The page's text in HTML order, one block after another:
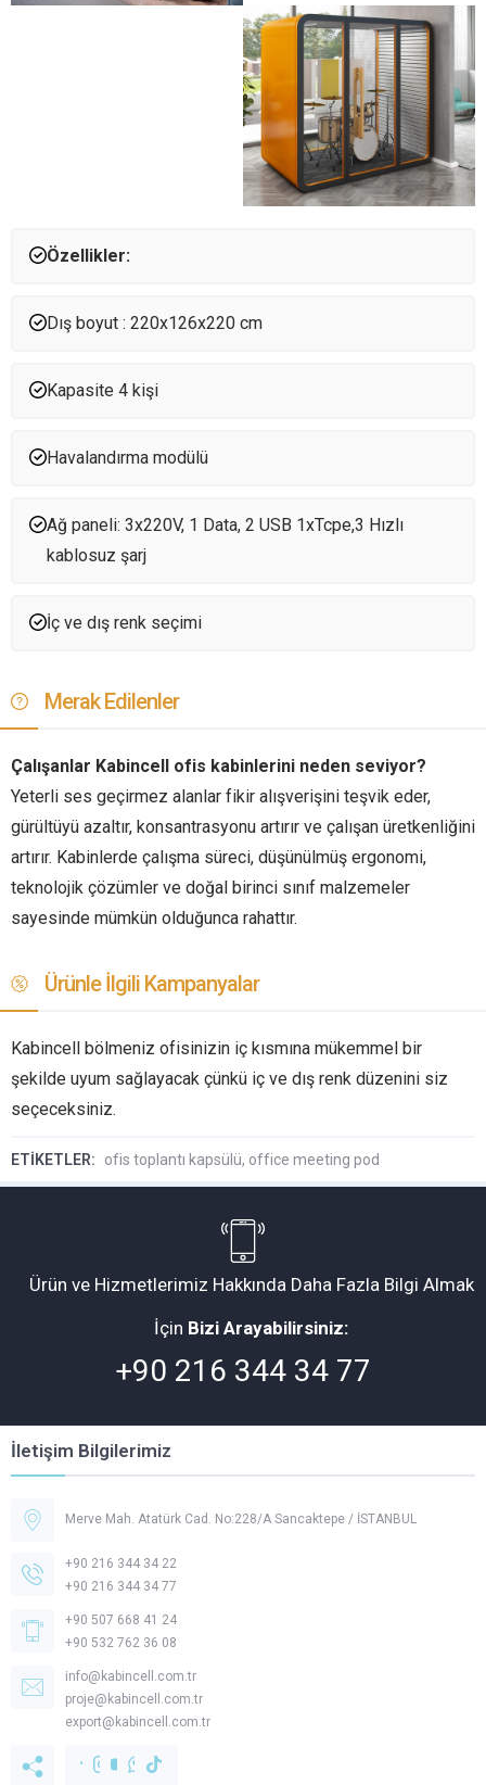
Özellikler:
Dış boyut : 220x126x220 cm
Kapasite 4 kişi
Havalandırma modülü
Ağ paneli: 3x220V, 1 Data, 2 USB 1xTcpe,3 Hızlı
kablosuz şarj
İç ve dış renk seçimi
Merak Edilenler
Çalışanlar Kabincell ofis kabinlerini neden seviyor?
Yeterli ses geçirmez alanlar fikir alışverişini teşvik eder,
gürültüyü azaltır, konsantrasyonu artırır ve çalışan üretkenliğini
artırır. Kabinlerde çalışma süreci, düşünülmüş ergonomi,
teknolojik çözümler ve doğal birinci sınıf malzemeler
sayesinde mümkün olduğunca rahattır.
Ürünle İlgili Kampanyalar
Kabincell bölmeniz ofisinizin iç kısmına mükemmel bir
şekilde uyum sağlayacak çünkü iç ve dış renk düzenini siz
seçeceksiniz.
ETİKETLER: ofis toplantı kapsülü, office meeting pod
Ürün ve Hizmetlerimiz Hakkında Daha Fazla Bilgi Almak
İçin Bizi Arayabilirsiniz:
+90 216 344 34 77
İletişim Bilgilerimiz
Merve Mah. Atatürk Cad. No:228/A Sancaktepe / İSTANBUL
+90 216 344 34 22
+90 216 344 34 77
+90 507 668 41 24
+90 532 762 36 08
info@kabincell.com.tr
proje@kabincell.com.tr
export@kabincell.com.tr
Müşteri Temsilcisi -
Kabincell